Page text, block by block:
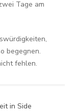
Tage am
begegnen.
fehlen.
in Side